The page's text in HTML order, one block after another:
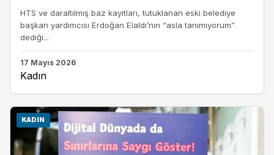
HTS ve daraltılmış baz kayıtları, tutuklanan eski belediye
başkan yardımcısı Erdoğan Elaldı’nın “asla tanımıyorum”
dediği...
17 Mayıs 2026
Kadın
KADIN